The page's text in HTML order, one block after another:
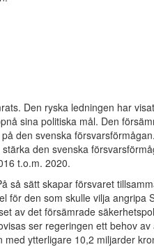
Den ryska ledningen har
sina politiska mål. Den
den svenska
den svenska
t.o.m. 2020.
så sätt skapar försvaret
för den som skulle vilja angripa
av det försämrade
ser regeringen ett behov av
ytterligare 10,2 miljarder